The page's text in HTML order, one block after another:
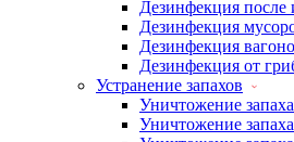
Дезинфекция
Дезинфекция
Дезинфекция
Дезинфекция от
Устранение запахов
Уничтожение
Уничтожение